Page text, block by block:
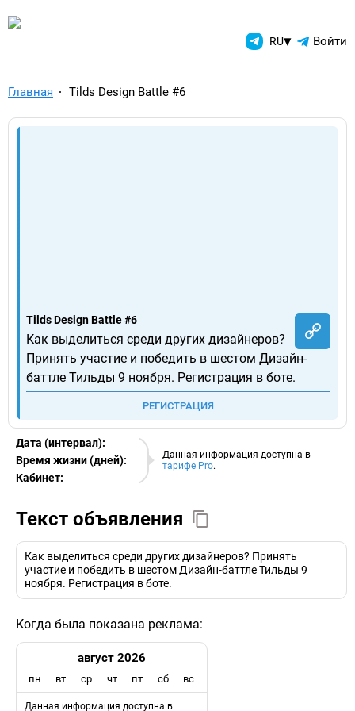
TelegramAds.com — RU▾ Войти
Главная Tilds Design Battle #6
Tilds Design Battle #6
Как выделиться среди других дизайнеров?
Принять участие и победить в шестом Дизайн-
баттле Тильды 9 ноября. Регистрация в боте.
РЕГИСТРАЦИЯ
Данная информация доступна в
тарифе Pro.
Дата (интервал):
09.08.2026
Время жизни (дней):
Кабинет:
EURO
Текст объявления
Как выделиться среди других дизайнеров? Принять
участие и победить в шестом Дизайн-баттле Тильды 9
ноября. Регистрация в боте.
Когда была показана реклама:
август 2026
пн вт ср чт пт сб вс
Данная информация доступна в